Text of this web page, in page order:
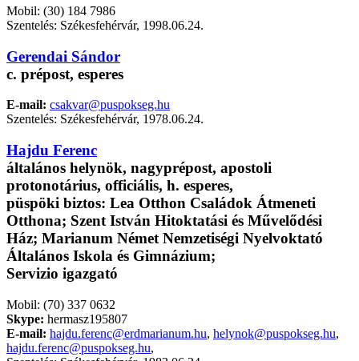
Mobil: (30) 184 7986
Szentelés: Székesfehérvár, 1998.06.24.
Gerendai Sándor
c. prépost, esperes
E-mail: csakvar@puspokseg.hu
Szentelés: Székesfehérvár, 1978.06.24.
Hajdu Ferenc
általános helynök, nagyprépost, apostoli
protonotárius, officiális, h. esperes,
püspöki biztos: Lea Otthon Családok Átmeneti
Otthona; Szent István Hitoktatási és Művelődési
Ház; Marianum Német Nemzetiségi Nyelvoktató
Általános Iskola és Gimnázium;
Servizio igazgató
Mobil: (70) 337 0632
Skype: hermasz195807
E-mail: hajdu.ferenc@erdmarianum.hu, helynok@puspokseg.hu,
hajdu.ferenc@puspokseg.hu,